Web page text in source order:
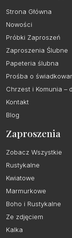
Strona Główna
Nowości
Próbki Zaproszeń
Zaproszenia Ślubne
Papeteria ślubna
Prośba o
Chrzest i Komunia –
Kontakt
Blog
Zaproszenia
Zobacz Wszystkie
Rustykalne
Kwiatowe
Marmurkowe
Boho i Rustykalne
Ze zdjęciem
Kalka